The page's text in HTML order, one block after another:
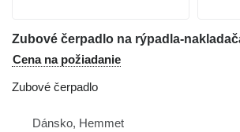
Zubové čerpadlo na rýpadla-
Cena na požiadanie
Zubové čerpadlo
Dánsko, Hemmet